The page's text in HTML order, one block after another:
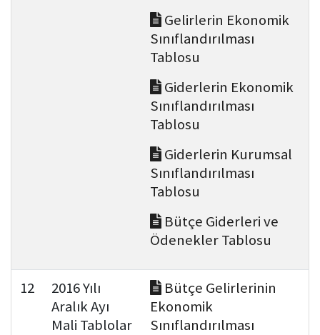
Gelirlerin Ekonomik
Sınıflandırılması
Tablosu
Giderlerin Ekonomik
Sınıflandırılması
Tablosu
Giderlerin Kurumsal
Sınıflandırılması
Tablosu
Bütçe Giderleri ve
Ödenekler Tablosu
12
2016 Yılı
Aralık Ayı
Mali Tablolar
Bütçe Gelirlerinin
Ekonomik
Sınıflandırılması